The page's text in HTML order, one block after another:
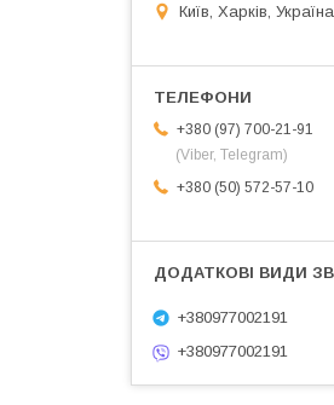
Київ, Харків, Україна
+380 (97) 700-21-91
(Viber, Telegram)
+380 (50) 572-57-10
+380977002191
+380977002191